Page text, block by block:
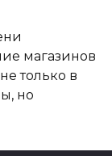
магазинов
только в
но